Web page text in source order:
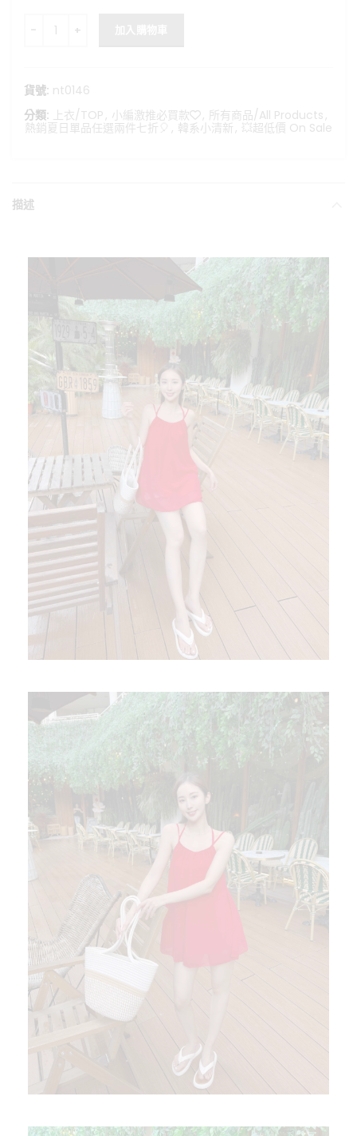
夏日戀曲-度假感雪紡繞頸背心 數量
貨號: nt0146
分類: 上衣/TOP , 小編激推必買款❤️, 所有商品/All Products ,
熱銷夏日單品任選兩件七折🎈 , 韓系小清新 , 💥超低價 On Sale
描述